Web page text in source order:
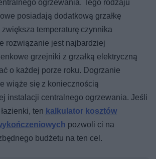
ogrzewania. Tego rodzaju
posiadają dodatkową grzałkę
temperaturę czynnika
rozwiązanie jest najbardziej
grzejniki z grzałką elektryczną
o każdej porze roku. Dogrzanie
wiąże się z koniecznością
instalacji centralnego ogrzewania. Jeśli
ten kalkulator kosztów
pozwoli ci na
budżetu na ten cel.